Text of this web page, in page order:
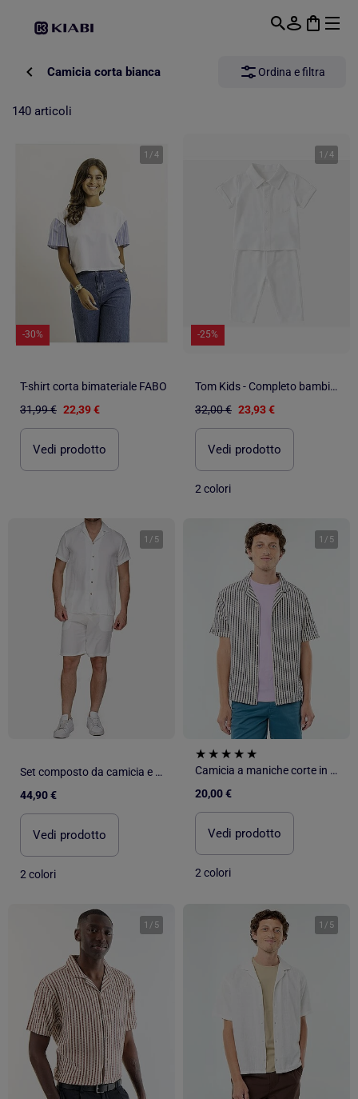
Camicia corta bianca Ordina e filtra
140 articoli
1 /4
-30%
T-shirt corta bimateriale FABO
31,99 € 22,39 €
Vedi prodotto
1 /4
-25%
Tom Kids - Completo bambino cerimonia camicia manica corta e pantaloni
32,00 € 23,93 €
Vedi prodotto
2 colori
1 / 5
Set composto da camicia e pantaloncini a tinta unita con texture - Frilivin
44,90 €
Vedi prodotto
2 colori
1 / 5
Camicia a maniche corte in maglia fantasia
20,00 €
Vedi prodotto
2 colori
1 / 5 1 / 5